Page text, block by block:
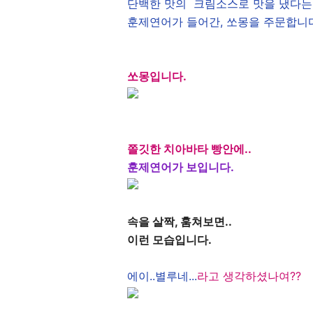
단백한 맛의 크림소스로 맛을 냈다는
훈제연어가 들어간, 쏘몽을 주문합니
쏘몽입니다.
쫄깃한 치아바타 빵안에..
훈제연어가 보입니다.
속을 살짝, 훔쳐보면..
이런 모습입니다.
에이..별루네...라고 생각하셨나여??